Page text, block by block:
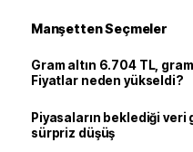
Manşetten Seçmeler
Gram altın 6.704 TL,
Fiyatlar neden yükseldi?
Piyasaların beklediği veri
sürpriz düşüş